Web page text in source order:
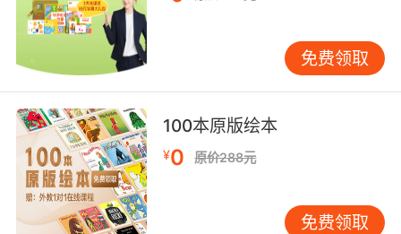
专业的线上英语培训机构一般采用一对一的教学
方式，对于10岁的孩子来说这样学习是非常高效
的。老师和孩子的注意力都可以得到最大程度的
答。且通过线上视频教学的方式就可以完成英语
的学习，对于孩子和家长来说都是非常方便的，
孩子可以根据自己的时间来约课上课，一是充分
利用起碎片化的时间二是有效锻炼孩子的自主学
习能力。
免费领取
100本原版绘本
¥0 原价288元
免费领取